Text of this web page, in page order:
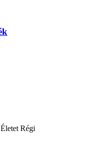
Régi